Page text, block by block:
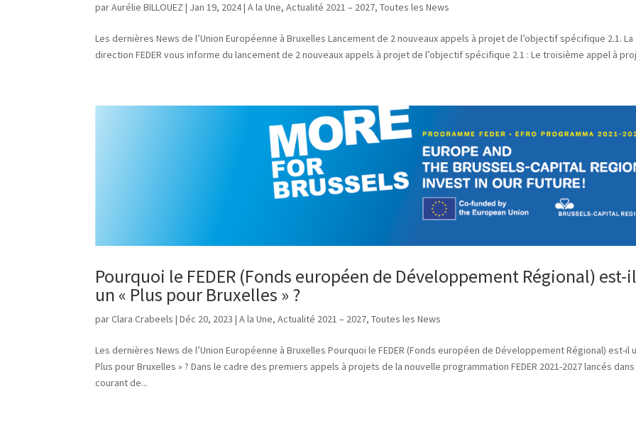
parAurélie BILLOUEZ | Jan 19, 2024|A la Une,Actualité 2021 – 2027,Toutes les News
Les dernières News de l’Union Européenne à Bruxelles Lancement de 2 nouveaux appels à projet de l’objectif spécifique 2.1. La
direction FEDER vous informe du lancement de 2 nouveaux appels à projet de l’objectif spécifique 2.1 : Le troisième appel à
Pourquoi le FEDER (Fonds européen de Développement Régional) est-il
un « Plus pour Bruxelles » ?
parClara Crabeels |Déc 20, 2023 |A la Une,Actualité 2021 – 2027,Toutes les News
Les dernières News de l’Union Européenne à Bruxelles Pourquoi le FEDER (Fonds européen de Développement Régional) est-il
Plus pour Bruxelles » ? Dans le cadre des premiers appels à projets de la nouvelle programmation FEDER 2021-2027 lancés
courant de...